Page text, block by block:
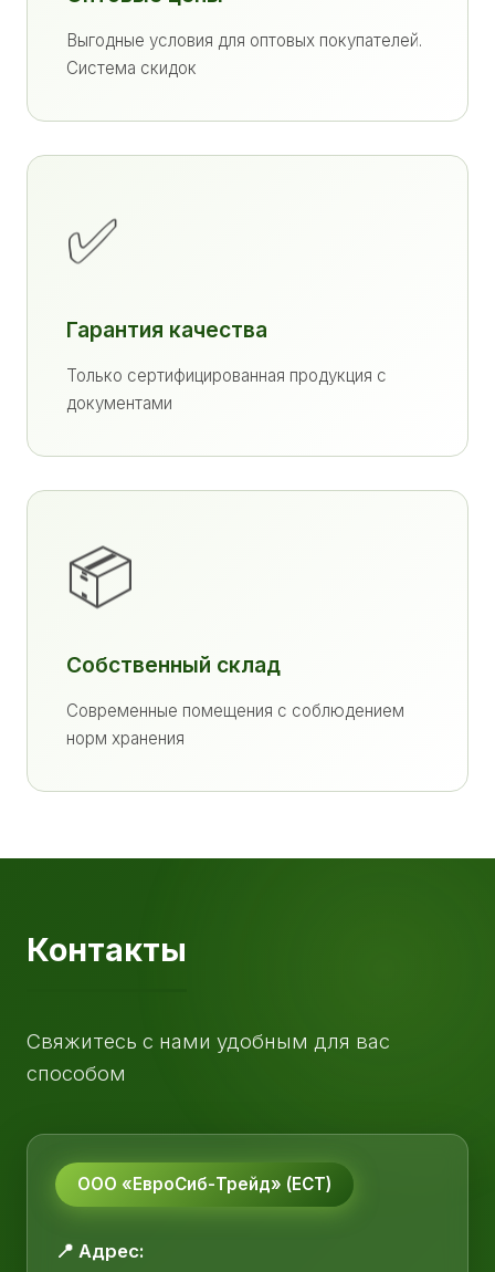
Выгодные условия для оптовых покупателей.
Система скидок
✅
Гарантия качества
Только сертифицированная продукция с
документами
📦
Собственный склад
Современные помещения с соблюдением
норм хранения
Контакты
Свяжитесь с нами удобным для вас
способом
ООО «ЕвроСиб-Трейд» (ЕСТ)
📍 Адрес: